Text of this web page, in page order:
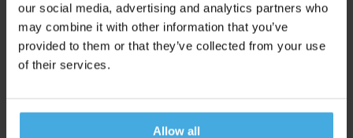
our social media, advertising and analytics partners who
may combine it with other information that you’ve
provided to them or that they’ve collected from your use
of their services.
Allow all
Smaakt dit naar meer 😇?
Neem contact op met Tim (
(Uiteraard vrijblijvend).